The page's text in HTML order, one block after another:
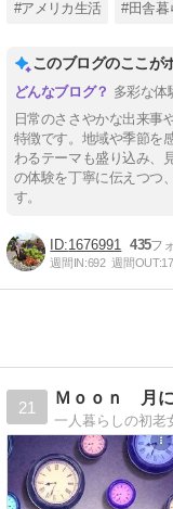
#アメリカ生活 #田舎暮
このブログのここが
多彩な体
日常のささやかな出来事
特徴です。地域や季節を
わるテーマも盛り込み、
の体験を丁寧に伝えつつ
す。
1676991 435
週間IN:692 週間OUT:
21
Ｍｏｏｎ 月に